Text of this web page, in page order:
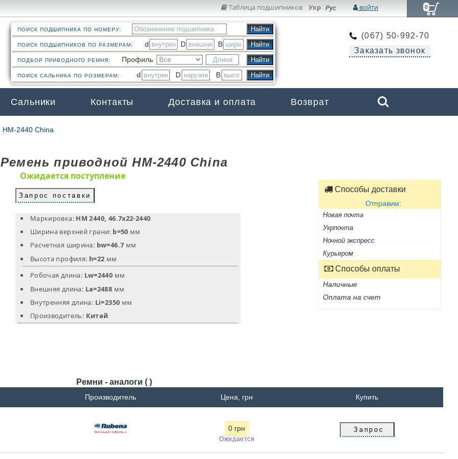
Таблица подшипников Укр: Рус войти
(067) 50-992-70
Заказать звонок
ПОИСК ПОДШИПНИКА ПО НОМЕРУ:
ПОИСК ПОДШИПНИКОВ ПО РАЗМЕРАМ: d D B
ПОДБОР ПРИВОДНОГО РЕМНЯ: Профиль
ПОИСК САЛЬНИКА ПО РОЗМЕРАМ: d D B
Сальники Контакты Доставка и оплата Возврат
Search
0
HM-2440 China
Ремень приводной HM-2440 China
Ожидается поступление
Запрос поставки
Маркировка: HM 2440, 46.7х22-2440
Ширина верхней грани: b=50 мм
Расчетная ширина: bw=46.7 мм
Высота профиля: h=22 мм
Робочая длина: Lw=2440 мм
Внешняя длина: La=2488 мм
Внутренняя длина: Li=2350 мм
Производитель: Китай
Способы доставки
Отправим:
Новая почта
Укрпочта
Ночной экспресс
Курьером
Способы оплаты
Наличные
Оплата на счет
Ремни - аналоги ( )
Производитель Цена, грн Купить
0 грн
Ожидается